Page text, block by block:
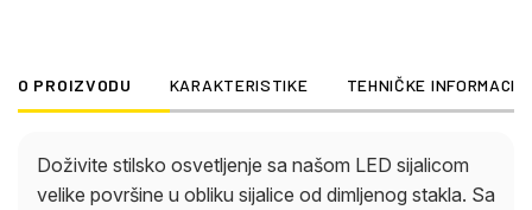
stilski ambijent osvetljenja u vašem domu.
O PROIZVODU KARAKTERISTIKE TEHNIČKE
Doživite stilsko osvetljenje sa našom LED sijalicom
velike površine u obliku sijalice od dimljenog stakla. Sa